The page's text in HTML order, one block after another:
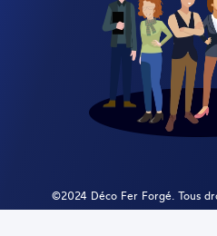
©2024 Déco Fer Forgé. Tous